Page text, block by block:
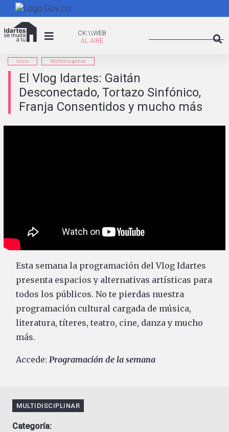
al
CK:\WEB
CK:\\WEB
inicio Multidisciplinar
El Vlog Idartes: Gaitán
Desconectado, Tortazo Sinfónico,
Franja Consentidos y mucho más
Esta semana la programación del Vlog Idartes
presenta espacios y alternativas artísticas para
todos los públicos. No te pierdas nuestra
programación cultural cargada de música,
literatura, títeres, teatro, cine, danza y mucho
más.
Accede: Programación de la semana
MULTIDISCIPLINAR
Categoría